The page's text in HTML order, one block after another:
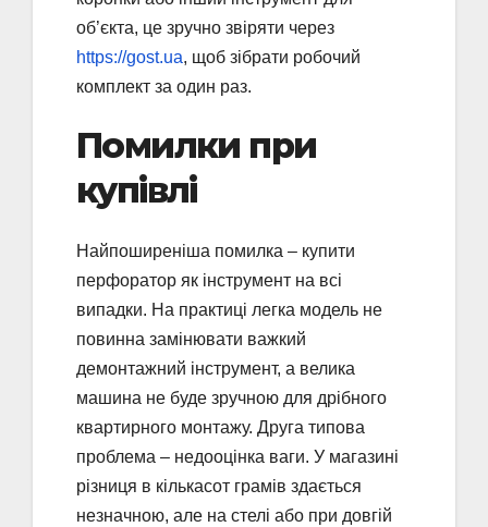
об’єкта, це зручно звіряти через
https://gost.ua, щоб зібрати робочий
комплект за один раз.
Помилки при
купівлі
Найпоширеніша помилка – купити
перфоратор як інструмент на всі
випадки. На практиці легка модель не
повинна замінювати важкий
демонтажний інструмент, а велика
машина не буде зручною для дрібного
квартирного монтажу. Друга типова
проблема – недооцінка ваги. У магазині
різниця в кількасот грамів здається
незначною, але на стелі або при довгій